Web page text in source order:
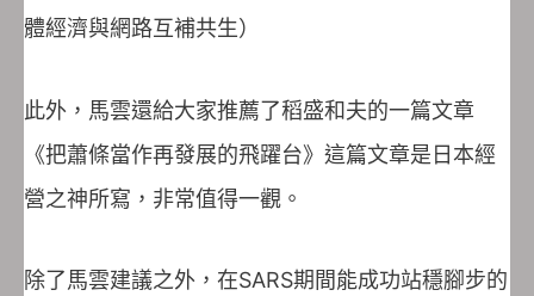
體經濟與網路互補共生）
此外，馬雲還給大家推薦了稻盛和夫的一篇文章
《把蕭條當作再發展的飛躍台》這篇文章是日本經
營之神所寫，非常值得一觀。
除了馬雲建議之外，在SARS期間能成功站穩腳步的